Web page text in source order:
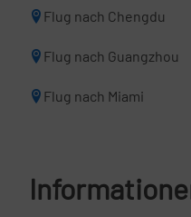
Flug nach Chengdu
Flug nach Guangzhou
Flug nach Miami